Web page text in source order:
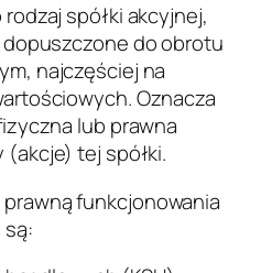
spółki akcyjnej,
do obrotu
najczęściej na
Oznacza
lub prawna
(akcje) tej spółki.
funkcjonowania